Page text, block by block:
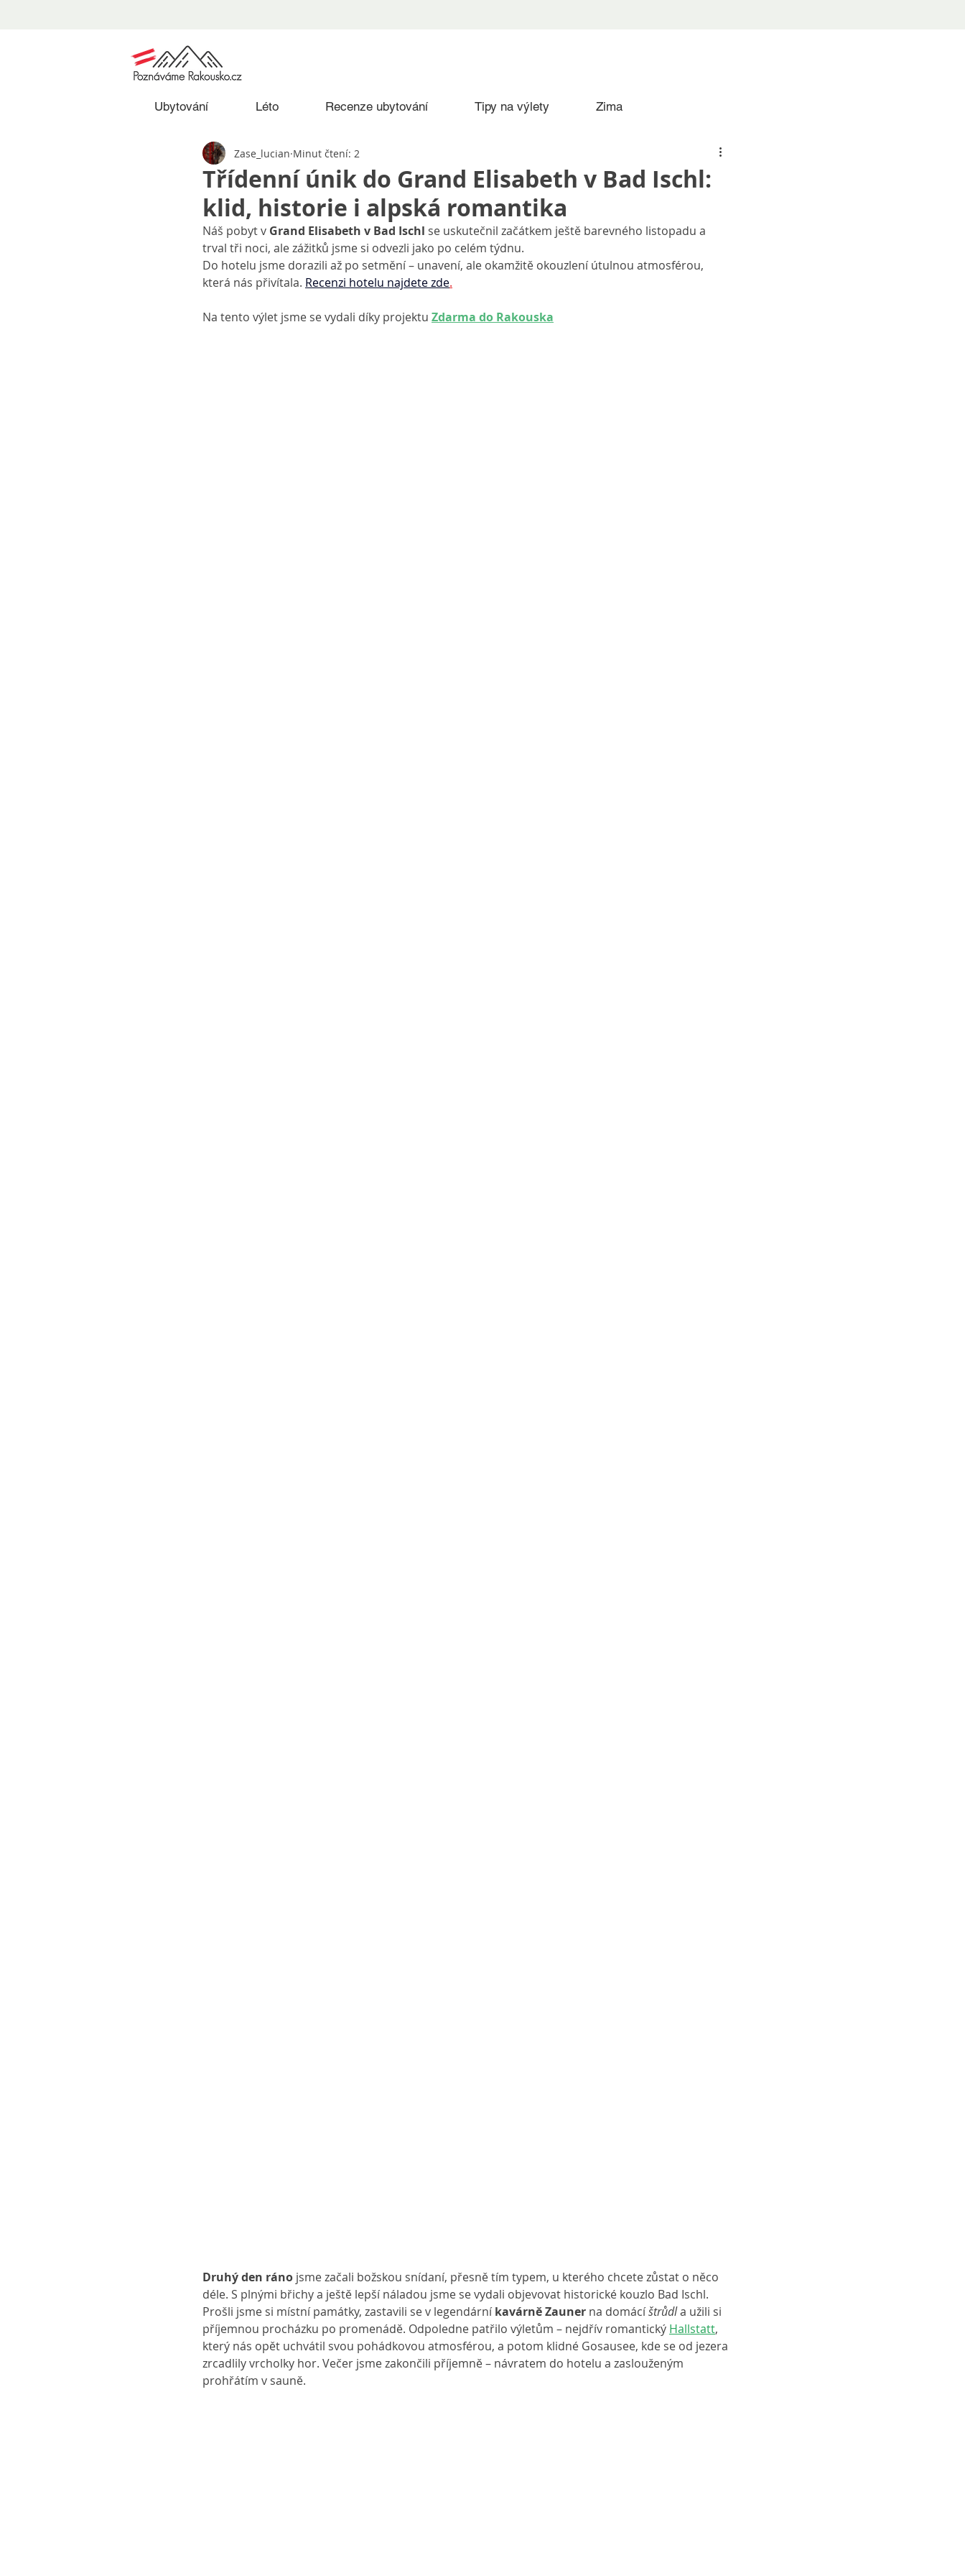
Ubytování Léto Recenze ubytování Tipy na výlety Zima
Třídenní únik do Grand Elisabeth v Bad Ischl:
klid, historie i alpská romantika
Zase_lucian Minut čtení: 2
Náš pobyt v Grand Elisabeth v Bad Ischl se uskutečnil začátkem ještě barevného listopadu a
trval tři noci, ale zážitků jsme si odvezli jako po celém týdnu.
Do hotelu jsme dorazili až po setmění – unavení, ale okamžitě okouzlení útulnou atmosférou,
která nás přivítala. Recenzi hotelu najdete zde.
Na tento výlet jsme se vydali díky projektu Zdarma do Rakouska
Druhý den ráno jsme začali božskou snídaní, přesně tím typem, u kterého chcete zůstat o něco
déle. S plnými břichy a ještě lepší náladou jsme se vydali objevovat historické kouzlo Bad Ischl.
Prošli jsme si místní památky, zastavili se v legendární kavárně Zauner na domácí štrůdl a užili si
příjemnou procházku po promenádě. Odpoledne patřilo výletům – nejdřív romantický Hallstatt,
který nás opět uchvátil svou pohádkovou atmosférou, a potom klidné Gosausee, kde se od jezera
zrcadlily vrcholky hor. Večer jsme zakončili příjemně – návratem do hotelu a zaslouženým
prohřátím v sauně.